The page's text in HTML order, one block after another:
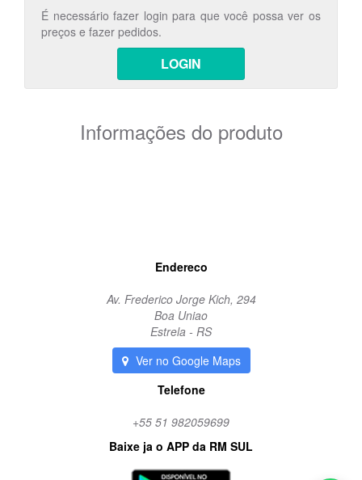
É necessário fazer login para que você possa ver os
preços e fazer pedidos.
LOGIN
Informações do produto
Endereco
Av. Frederico Jorge Kich, 294
Boa Uniao
Estrela - RS
Ver no Google Maps
Telefone
+55 51 982059699
Baixe ja o APP da RM SUL